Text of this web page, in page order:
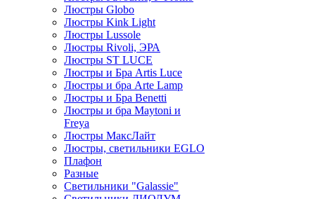
Люстры Globo
Люстры Kink Light
Люстры Lussole
Люстры Rivoli, ЭРА
Люстры ST LUCE
Люстры и Бра Artis Luce
Люстры и бра Arte Lamp
Люстры и Бра Benetti
Люстры и бра Maytoni и
Freya
Люстры МаксЛайт
Люстры, светильники EGLO
Плафон
Разные
Светильники "Galassie"